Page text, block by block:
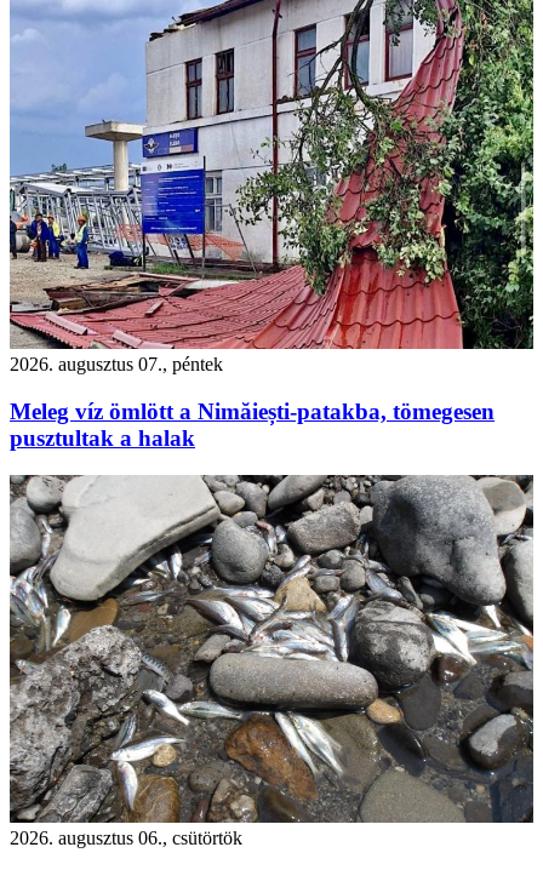
2026. augusztus 07., péntek
Meleg víz ömlött a Nimăiești-patakba, tömegesen
pusztultak a halak
2026. augusztus 06., csütörtök